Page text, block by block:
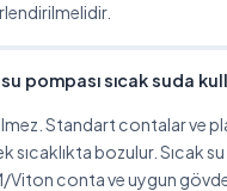
pompası sıcak suda
Standart contalar ve
sıcaklıkta bozulur. Sıcak
Viton conta ve uygun